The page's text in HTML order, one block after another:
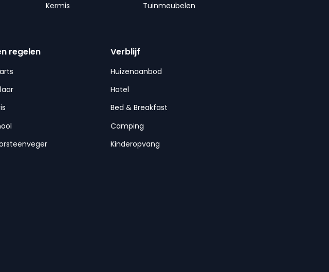
Kermis
Tuinmeubelen
regelen Verblijf
Huizenaanbod
Hotel
Bed & Breakfast
Camping
Kinderopvang